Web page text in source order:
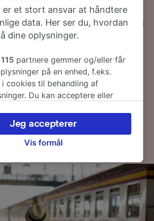
med at få de bedste togpriser har vi
togbilletter fra Lörrach tli Basel
Bare husk på, at jo tidligere
desto mere vil du spare!
dine togbilletter nu? Så bare
os i dag. Hvis du vil finde ud af
så læs videre om togplaner
første og sidste togtider), ofte
og tips til, hvordan du bestiller
er et stort ansvar at håndtere
data. Her ser du, hvordan
dine oplysninger.
115 partnere gemmer og/eller får
på en enhed, f.eks.
i cookies til behandling af
Du kan acceptere eller
ret til at gøre indsigelse, hvor
bruges, eller når som helst på
Disse valg
Dine data vil ikke blive brugt til
hvis du har bedt os om ikke at
behandler data for at
Vis formål
Jeg accepterer